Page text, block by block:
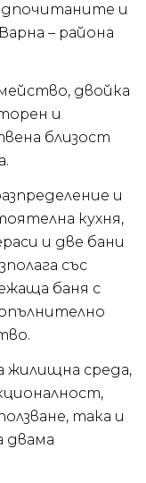
и
– района
двойка
и
близост
и
кухня,
и две бани
със
баня с
среда,
така и
двама